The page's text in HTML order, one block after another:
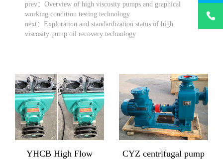
prev： Overview of high viscosity pumps and graphical
working condition testing technology
next： Exploration and standardization status of high
viscosity pump oil recovery technology
YHCB High Flow
CYZ centrifugal pump